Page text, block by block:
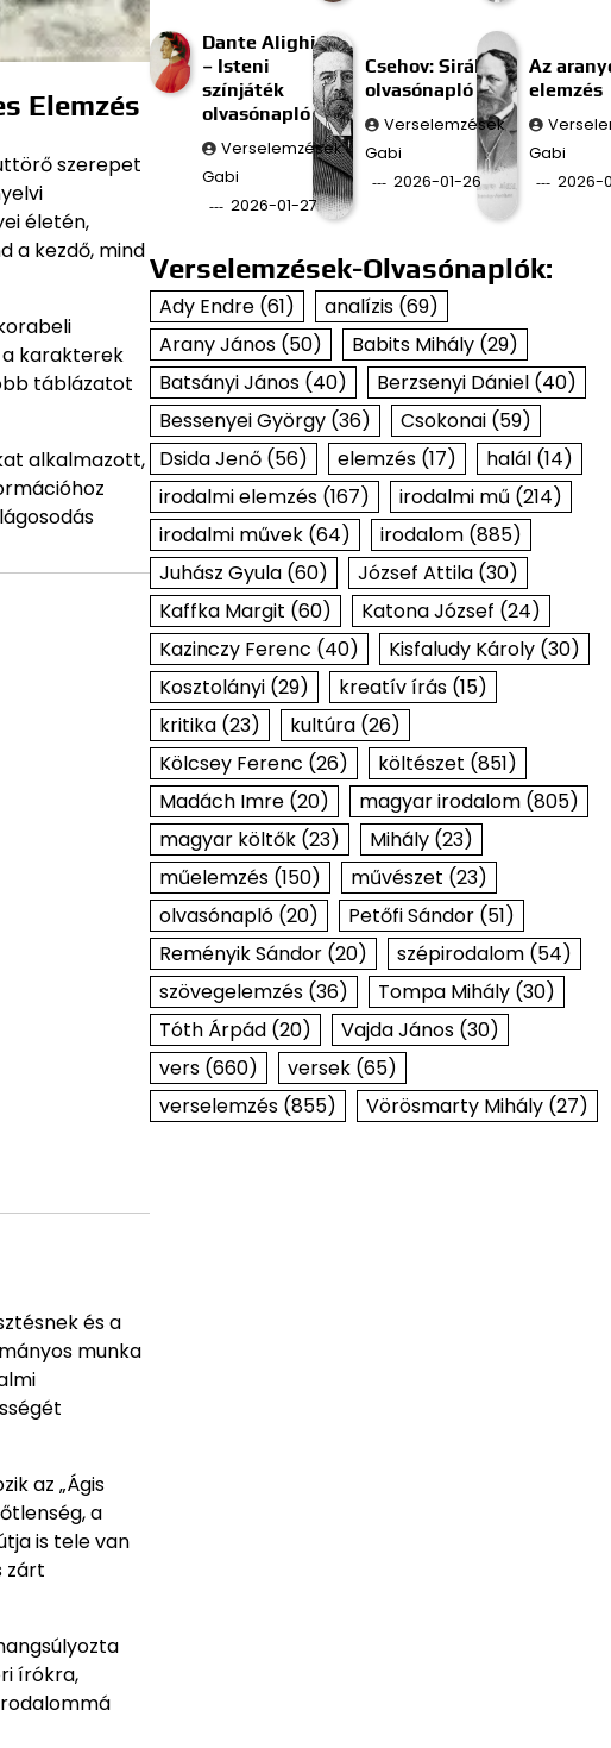
Elemzés
szerepet
életén,
a kezdő, mind
karakterek
táblázatot
alkalmazott,
és a
munka
az „Ágis
a
is tele van
zárt
írókra,
Dante Alighieri
– Isteni
színjáték
olvasónapló
Verselemzések
Gabi
2026-01-27
Csehov: Sirály
olvasónapló
Verselemzések
Gabi
2026-01-26
Az
elemzés
Gabi
2026-
Verselemzések-Olvasónaplók:
Ady Endre(61) analízis(69)
Arany János(50) Babits Mihály(29)
Batsányi János(40) Berzsenyi Dániel(40)
Bessenyei György(36) Csokonai(59)
Dsida Jenő(56) elemzés(17) halál(14)
irodalmi elemzés(167) irodalmi mű (214)
irodalmi művek(64) irodalom(885)
Juhász Gyula(60) József Attila(30)
Kaffka Margit (60) Katona József (24)
Kazinczy Ferenc (40) Kisfaludy Károly(30)
Kosztolányi(29) kreatív írás(15)
kritika(23) kultúra(26)
Kölcsey Ferenc (26) költészet (851)
Madách Imre(20) magyar irodalom(805)
magyar költők(23) Mihály(23)
műelemzés(150) művészet (23)
olvasónapló(20) Petőfi Sándor(51)
Reményik Sándor(20) szépirodalom(54)
szövegelemzés(36) Tompa Mihály(30)
Tóth Árpád(20) Vajda János(30)
vers(660) versek(65)
verselemzés(855) Vörösmarty Mihály(27)